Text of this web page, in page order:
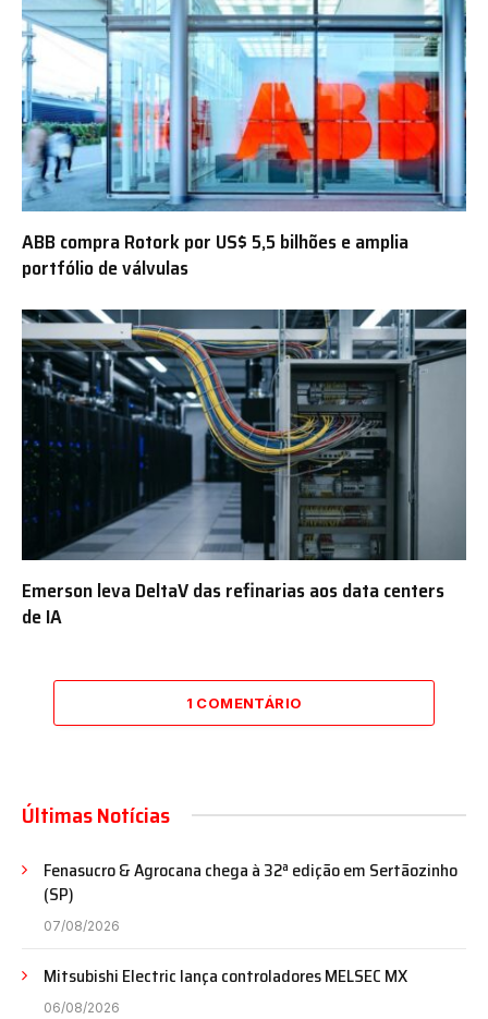
ABB compra Rotork por US$ 5,5 bilhões e amplia
portfólio de válvulas
Emerson leva DeltaV das refinarias aos data centers
de IA
1 COMENTÁRIO
Últimas Notícias
Fenasucro & Agrocana chega à 32ª edição em Sertãozinho
(SP)
07/08/2026
Mitsubishi Electric lança controladores MELSEC MX
06/08/2026